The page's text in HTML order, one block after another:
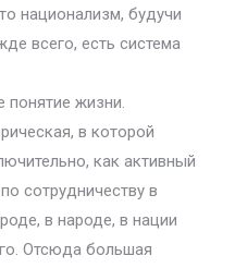
национализм, будучи
всего, есть система
понятие жизни.
в которой
как активный
сотрудничеству в
в народе, в нации
Отсюда большая